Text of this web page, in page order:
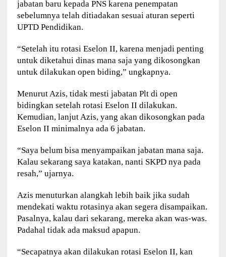
jabatan baru kepada PNS karena penempatan
sebelumnya telah ditiadakan sesuai aturan seperti
UPTD Pendidikan.
“Setelah itu rotasi Eselon II, karena menjadi penting
untuk diketahui dinas mana saja yang dikosongkan
untuk dilakukan open biding,” ungkapnya.
Menurut Azis, tidak mesti jabatan Plt di open
bidingkan setelah rotasi Eselon II dilakukan.
Kemudian, lanjut Azis, yang akan dikosongkan pada
Eselon II minimalnya ada 6 jabatan.
“Saya belum bisa menyampaikan jabatan mana saja.
Kalau sekarang saya katakan, nanti SKPD nya pada
resah,” ujarnya.
Azis menuturkan alangkah lebih baik jika sudah
mendekati waktu rotasinya akan segera disampaikan.
Pasalnya, kalau dari sekarang, mereka akan was-was.
Padahal tidak ada maksud apapun.
“Secapatnya akan dilakukan rotasi Eselon II, kan